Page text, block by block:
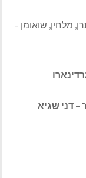
מלחין, שואומן –
– דני שגיא